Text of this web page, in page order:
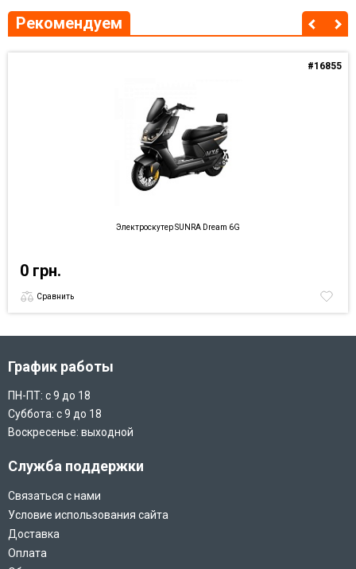
Рекомендуем
#16855
Электроскутер SUNRA Dream 6G
0 грн.
Сравнить
График работы
ПН-ПТ: с 9 до 18
Суббота: с 9 до 18
Воскресенье: выходной
Служба поддержки
Связаться с нами
Условие использования сайта
Доставка
Оплата